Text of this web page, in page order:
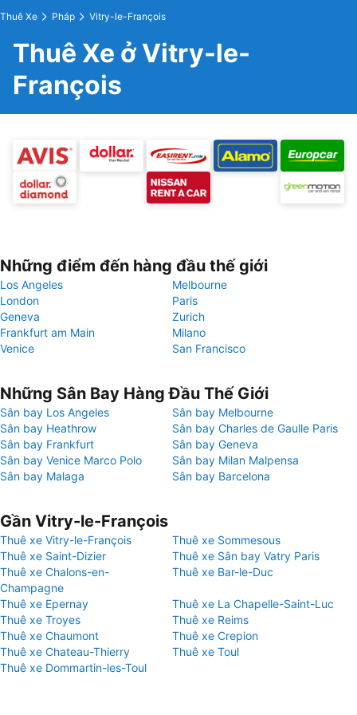
Thuê Xe Pháp Vitry-le-François
Thuê Xe ở Vitry-le-
François
Những điểm đến hàng đầu thế giới
Los Angeles
Melbourne
London
Paris
Geneva
Zurich
Frankfurt am Main
Milano
Venice
San Francisco
Những Sân Bay Hàng Đầu Thế Giới
Sân bay Los Angeles
Sân bay Melbourne
Sân bay Heathrow
Sân bay Charles de Gaulle Paris
Sân bay Frankfurt
Sân bay Geneva
Sân bay Venice Marco Polo
Sân bay Milan Malpensa
Sân bay Malaga
Sân bay Barcelona
Gần Vitry-le-François
Thuê xe Vitry-le-François
Thuê xe Sommesous
Thuê xe Saint-Dizier
Thuê xe Sân bay Vatry Paris
Thuê xe Chalons-en-
Champagne
Thuê xe Bar-le-Duc
Thuê xe Epernay
Thuê xe La Chapelle-Saint-Luc
Thuê xe Troyes
Thuê xe Reims
Thuê xe Chaumont
Thuê xe Crepion
Thuê xe Chateau-Thierry
Thuê xe Toul
Thuê xe Dommartin-les-Toul